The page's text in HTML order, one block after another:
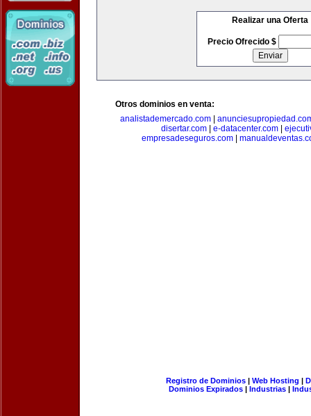
Realizar una Oferta
Precio Ofrecido $
Otros dominios en venta:
analistademercado.com
disertar.com| e-datacenter.com|
empresadeseguros.com
Registro de Dominios| Web Hosting |
Dominios Expirados | Industrias |